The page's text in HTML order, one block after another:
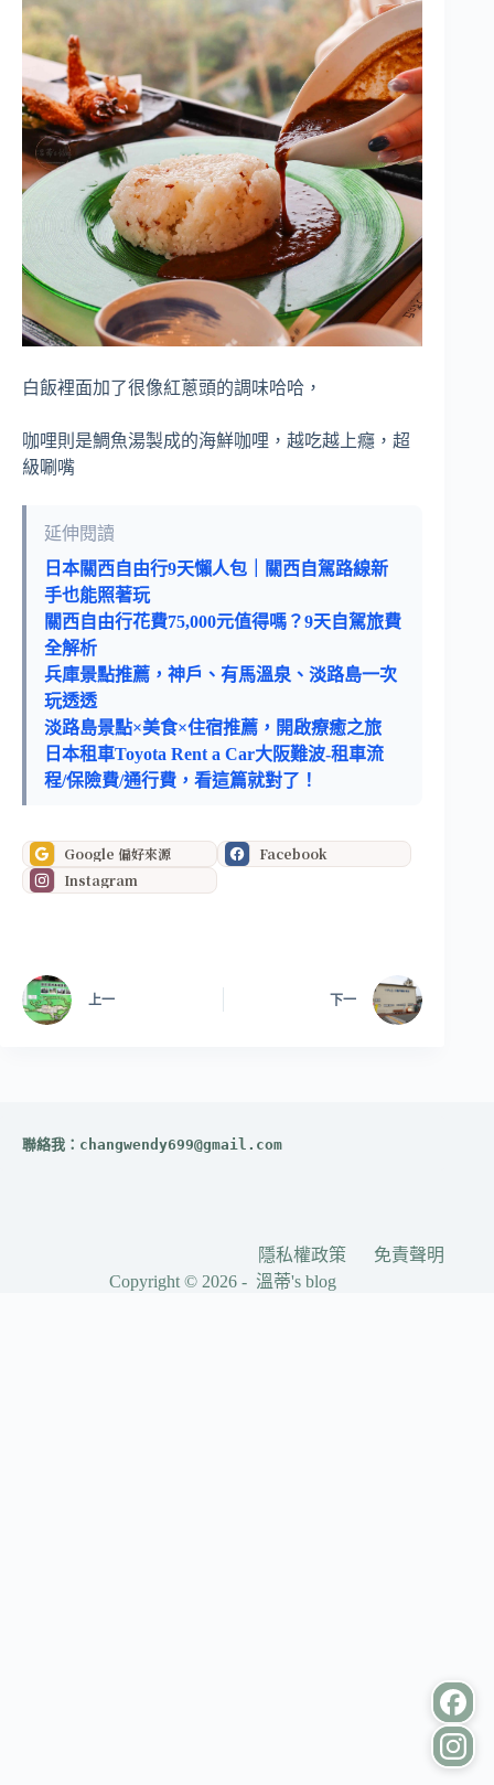
白飯裡面加了很像紅蔥頭的調味哈哈，
咖哩則是鯛魚湯製成的海鮮咖哩，越吃越上癮，超
級唰嘴
延伸閱讀
日本關西自由行9天懶人包｜關西自駕路線新
手也能照著玩
關西自由行花費75,000元值得嗎？9天自駕旅費
全解析
兵庫景點推薦，神戶、有馬溫泉、淡路島一次
玩透透
淡路島景點×美食×住宿推薦，開啟療癒之旅
日本租車Toyota Rent a Car大阪難波-租車流
程/保險費/通行費，看這篇就對了！
Google 偏好來源
Facebook
Instagram
上一 下一
聯絡我： changwendy699@gmail.com
隱私權政策
免責聲明
Copyright © 2026 - 溫蒂's blog